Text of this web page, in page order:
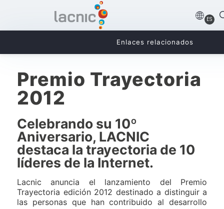
ES
Premio Trayectoria
2012
Celebrando su 10º
Aniversario, LACNIC
destaca la trayectoria de 10
líderes de la Internet.
Lacnic anuncia el lanzamiento del Premio
Trayectoria edición 2012 destinado a distinguir a
las personas que han contribuido al desarrollo
Enlaces relacionados